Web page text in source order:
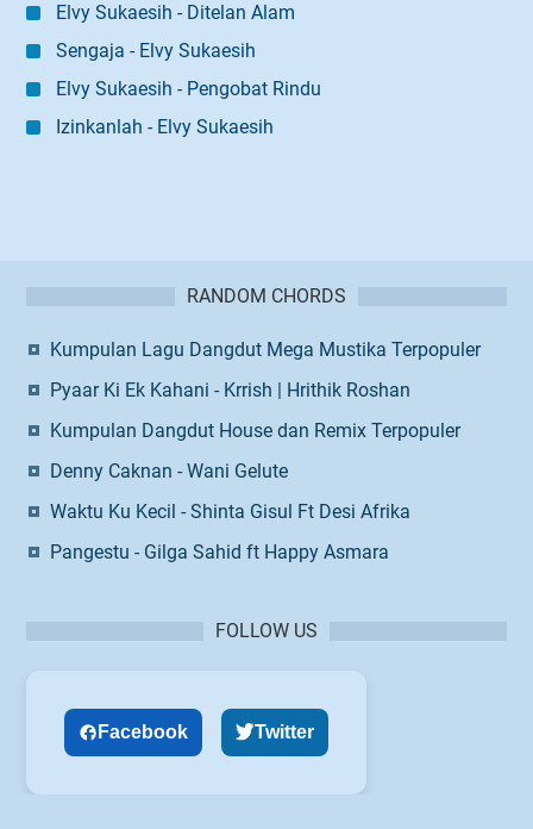
Elvy Sukaesih - Ditelan Alam
Sengaja - Elvy Sukaesih
Elvy Sukaesih - Pengobat Rindu
Izinkanlah - Elvy Sukaesih
RANDOM CHORDS
Kumpulan Lagu Dangdut Mega Mustika Terpopuler
Pyaar Ki Ek Kahani - Krrish | Hrithik Roshan
Kumpulan Dangdut House dan Remix Terpopuler
Denny Caknan - Wani Gelute
Waktu Ku Kecil - Shinta Gisul Ft Desi Afrika
Pangestu - Gilga Sahid ft Happy Asmara
FOLLOW US
Facebook Twitter